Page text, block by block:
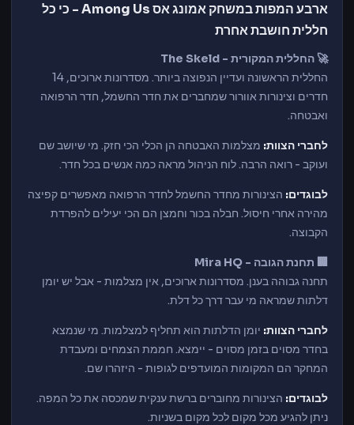
ארבע המפות במשחק אמונג אס Among Us - כי כל
חללית חושבת אחרת
🚀 החללית המקורית - The Skeld
החללית הראשונה ועדיין הנפוצה ביותר. מסדרונות ארוכים, 14
חדרים וצינורות אוורור שמחברים את חדר החשמל, חדר הרפואה
ואבטחה.
לחברי הצוות: מצלמות האבטחה הן הכלי הכי חזק. מי שיושב שם
ועוקב - רואה הרבה. לוח הניהול מראה כמה אנשים בכל חדר.
לבוגדים: הצינורות מחדר החשמל לחדר הרפואה מאפשרים קפיצה
מהירה אחרי חיסול. חבלה בכור וחמצן הם הכי יעילים להפרדת
הקבוצה.
🏢 תחנת הגובה - Mira HQ
תחנה גבוהה בענן. מסדרונות ארוכים, אין מצלמות - אבל יש יומן
דלתות שמראה מי עבר דרך כל דלת.
לחברי הצוות: יומן הדלתות הוא תחליף למצלמות. מי שנמצא
בחדר מסוים בזמן מסוים - יימצא. חממת הצמחים ומעבדת
המחקר הם המקומות המועדפים לגופות - היזהרו שם.
לבוגדים: הצינורות מחוברים ברשת ענקית שמכסה את כל המפה.
ניתן להגיע מכל מקום לכל מקום בשניות.